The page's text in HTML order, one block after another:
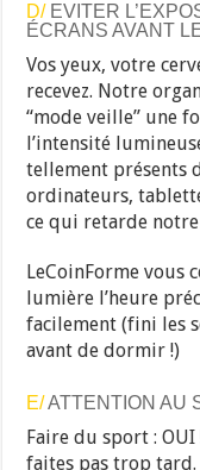
D/EVITER
ÉCRANS AVANT
Vos yeux, votre
recevez. Notre
“mode veille” une
l’intensité
tellement présents
ordinateurs,
ce qui retarde
LeCoinForme vous
lumière l’heure
facilement (fini les
avant de dormir !)
E/ATTENTION AU
Faire du sport :
faites pas trop